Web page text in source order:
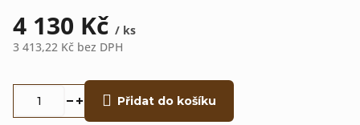
4 130 Kč / ks
3 413,22 Kč bez DPH
Přidat do košíku